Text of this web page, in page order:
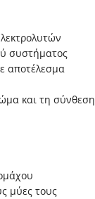
συστήματος
αποτέλεσμα
και τη σύνθεση
μύες τους